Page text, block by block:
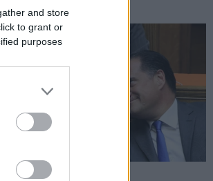
and store
to grant or
purposes
18:00